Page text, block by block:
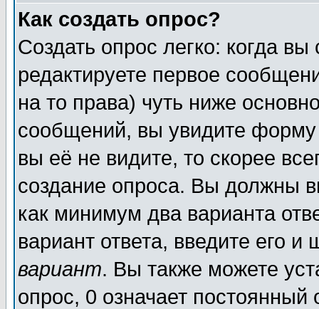
Как создать опрос?
Создать опрос легко: когда
редактируете первое
на то права) чуть ниже
сообщений, вы увидите
вы её не видите, то скорее
создание опроса. Вы должны
как минимум два варианта
вариант ответа, введите его
вариант. Вы также можете
опрос, 0 означает постоянный